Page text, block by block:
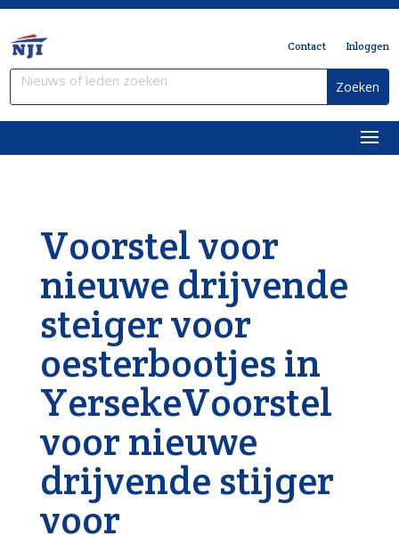
Contact Inloggen
Voorstel voor
nieuwe drijvende
steiger voor
oesterbootjes in
YersekeVoorstel
voor nieuwe
drijvende stijger
voor